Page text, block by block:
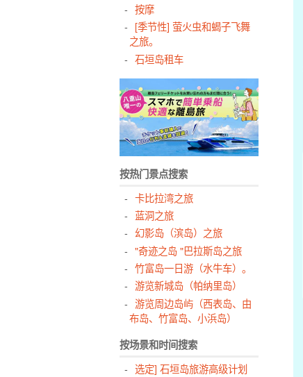
按摩
[季节性] 萤火虫和蝎子飞舞
之旅。
石垣岛租车
按热门景点搜索
卡比拉湾之旅
蓝洞之旅
幻影岛（滨岛）之旅
"奇迹之岛 "巴拉斯岛之旅
竹富岛一日游（水牛车）。
游览新城岛（帕纳里岛）
游览周边岛屿（西表岛、由
布岛、竹富岛、小浜岛）
按场景和时间搜索
选定] 石垣岛旅游高级计划